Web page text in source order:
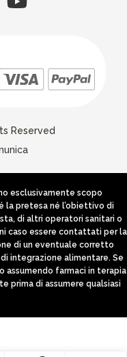
Reserved
esclusivamente scopo
la pretesa né l’obiettivo di
di altri operatori sanitari o
caso essere contattati per la
di un eventuale corretto
integrazione alimentare. Se
assumendo farmaci in terapia
prima di assumere qualsiasi